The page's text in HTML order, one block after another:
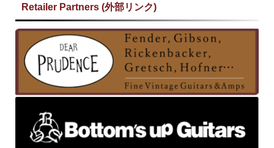
Retailer Partners (外部リンク)